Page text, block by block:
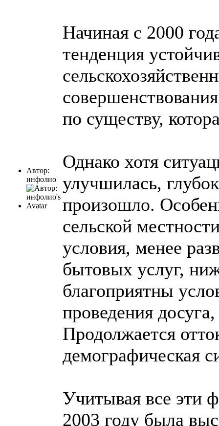
Автор:
инфолио
Начиная с 2000
тенденция
по существу,
Однако хотя
улучшилась,
произошло.
сельской
условия, менее
бытовых услуг,
благоприятны
проведения
Продолжается
демографическая
Учитывая все эти
2003 году была